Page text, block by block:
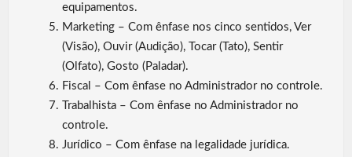
equipamentos.
Marketing – Com ênfase nos cinco sentidos, Ver
(Visão), Ouvir (Audição), Tocar (Tato), Sentir
(Olfato), Gosto (Paladar).
Fiscal – Com ênfase no Administrador no controle.
Trabalhista – Com ênfase no Administrador no
controle.
Jurídico – Com ênfase na legalidade jurídica.